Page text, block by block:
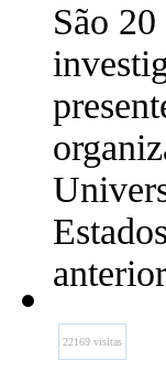
São 20
22169 visitas